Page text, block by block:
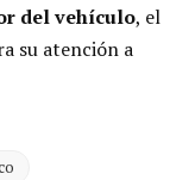
del vehículo, el
su atención a